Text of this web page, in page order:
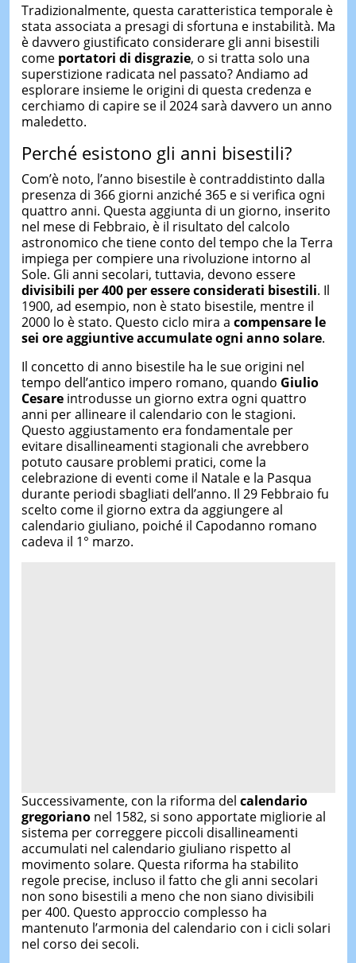
Tradizionalmente, questa caratteristica temporale è
stata associata a presagi di sfortuna e instabilità. Ma
è davvero giustificato considerare gli anni bisestili
come portatori di disgrazie, o si tratta solo una
superstizione radicata nel passato? Andiamo ad
esplorare insieme le origini di questa credenza e
cerchiamo di capire se il 2024 sarà davvero un anno
maledetto.
Perché esistono gli anni bisestili?
Com’è noto, l’anno bisestile è contraddistinto dalla
presenza di 366 giorni anziché 365 e si verifica ogni
quattro anni. Questa aggiunta di un giorno, inserito
nel mese di Febbraio, è il risultato del calcolo
astronomico che tiene conto del tempo che la Terra
impiega per compiere una rivoluzione intorno al
Sole. Gli anni secolari, tuttavia, devono essere
divisibili per 400 per essere considerati bisestili. Il
1900, ad esempio, non è stato bisestile, mentre il
2000 lo è stato. Questo ciclo mira a compensare le
sei ore aggiuntive accumulate ogni anno solare.
Il concetto di anno bisestile ha le sue origini nel
tempo dell’antico impero romano, quando Giulio
Cesareintrodusse un giorno extra ogni quattro
anni per allineare il calendario con le stagioni.
Questo aggiustamento era fondamentale per
evitare disallineamenti stagionali che avrebbero
potuto causare problemi pratici, come la
celebrazione di eventi come il Natale e la Pasqua
durante periodi sbagliati dell’anno. Il 29 Febbraio fu
scelto come il giorno extra da aggiungere al
calendario giuliano, poiché il Capodanno romano
cadeva il 1° marzo.
Successivamente, con la riforma del calendario
gregorianonel 1582, si sono apportate migliorie al
sistema per correggere piccoli disallineamenti
accumulati nel calendario giuliano rispetto al
movimento solare. Questa riforma ha stabilito
regole precise, incluso il fatto che gli anni secolari
non sono bisestili a meno che non siano divisibili
per 400. Questo approccio complesso ha
mantenuto l’armonia del calendario con i cicli solari
nel corso dei secoli.